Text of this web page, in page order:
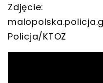
Zdjęcie:
Policja/KTOZ